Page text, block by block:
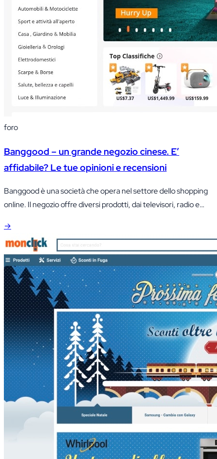
foro
Banggood – un grande negozio cinese. E’
affidabile? Le tue opinioni e recensioni
Banggood è una società che opera nel settore dello shopping
online. Il negozio offre diversi prodotti, dai televisori, radio e
→